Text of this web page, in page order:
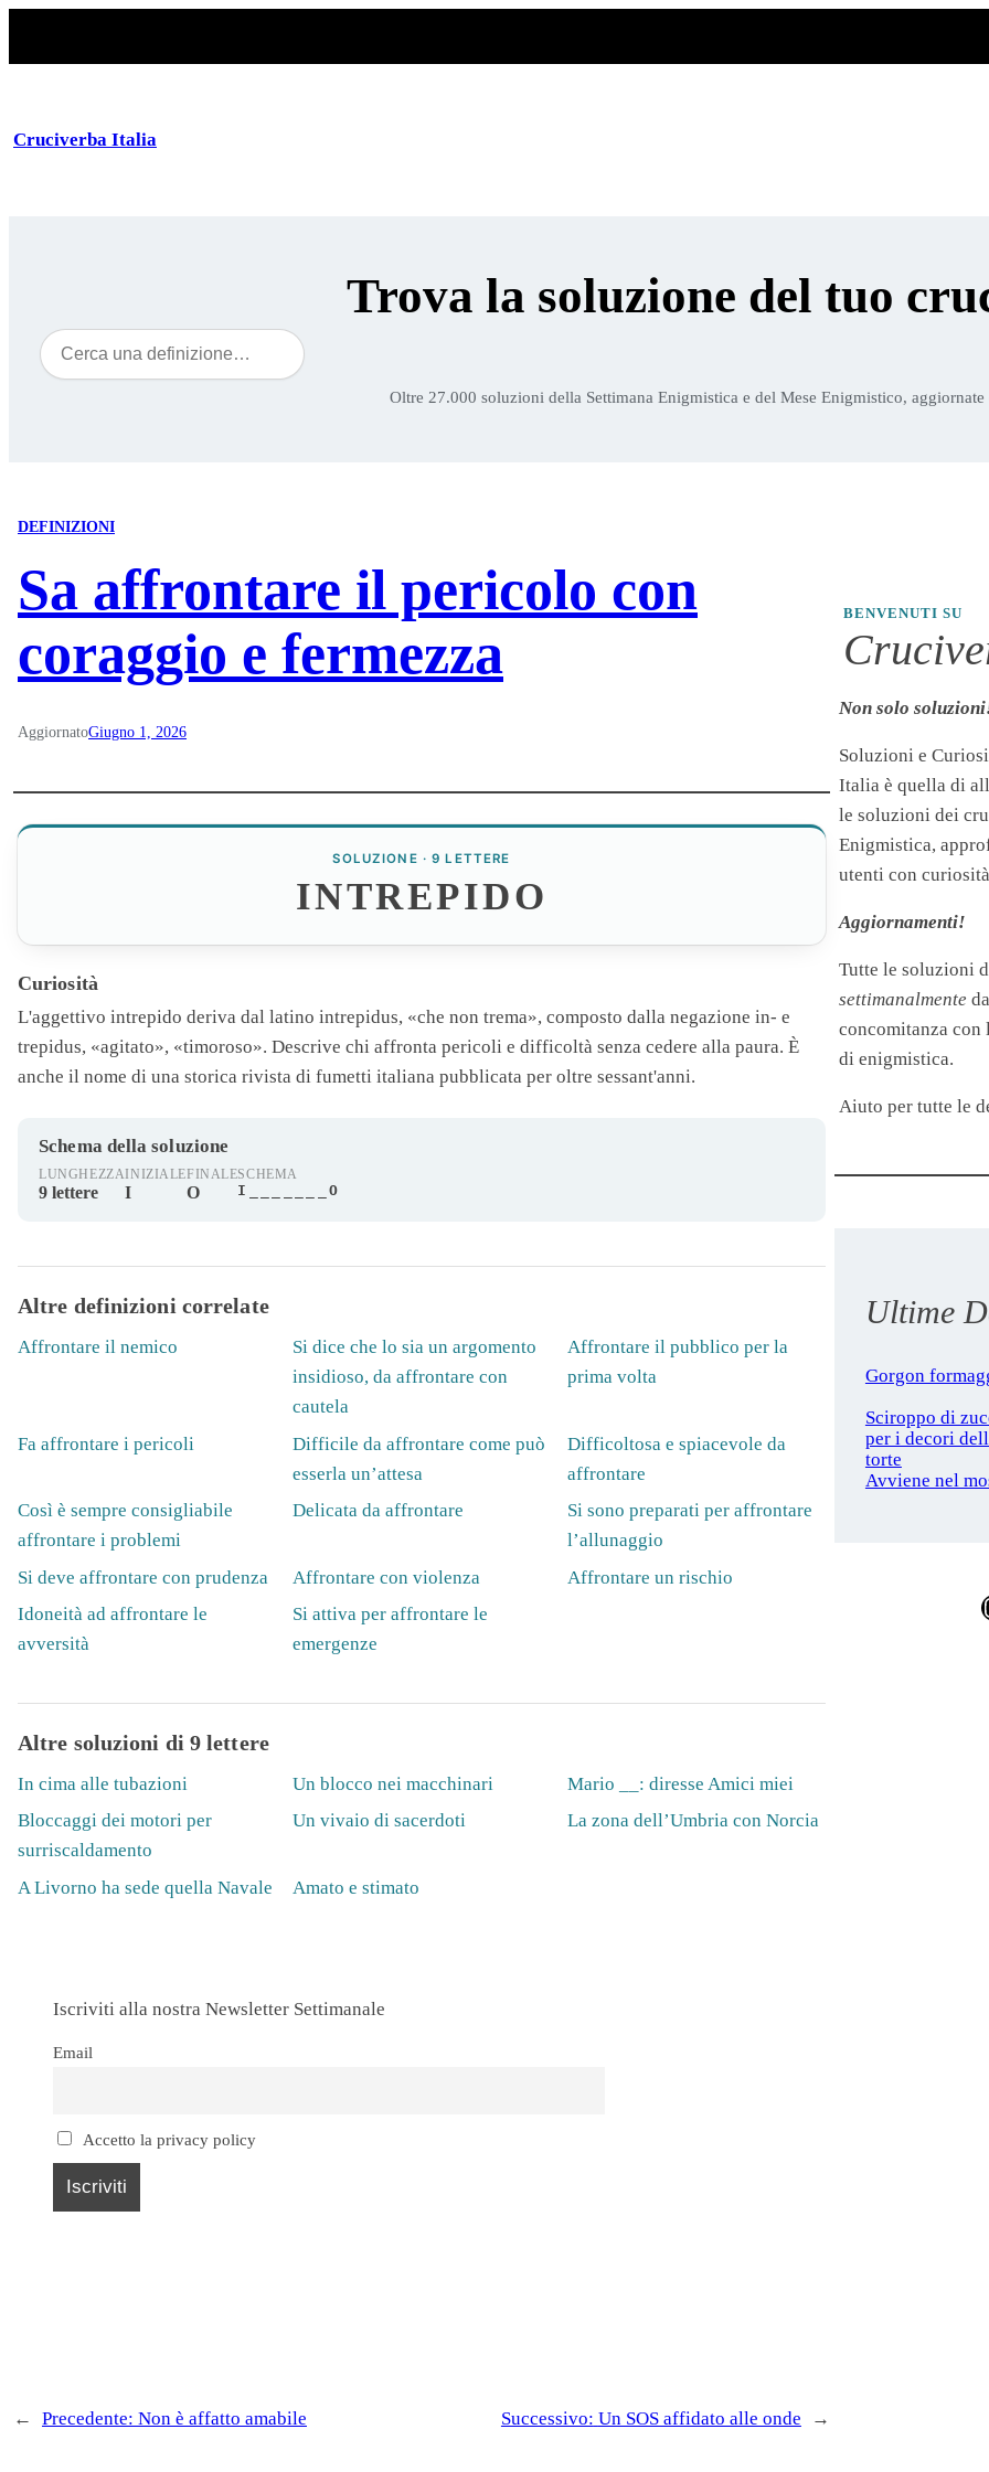
Cruciverba Italia
Trova la soluzione del tuo
Cerca
Oltre 27.000 soluzioni della Settimana Enigmistica e del Mese Enigmistico, aggiornate
DEFINIZIONI
Sa affrontare il pericolo con
coraggio e fermezza
AggiornatoGiugno 1, 2026
SOLUZIONE · 9 LETTERE
INTREPIDO
Curiosità
L'aggettivo intrepido deriva dal latino intrepidus, «che non trema», composto dalla negazione in- e
trepidus, «agitato», «timoroso». Descrive chi affronta pericoli e difficoltà senza cedere alla paura. È
anche il nome di una storica rivista di fumetti italiana pubblicata per oltre sessant'anni.
Schema della soluzione
LUNGHEZZA
9 lettere
INIZIALE
I
FINALE
O
SCHEMA
I_______O
Altre definizioni correlate
Affrontare il nemico
Si dice che lo sia un argomento
insidioso, da affrontare con
cautela
Affrontare il pubblico per la
prima volta
Fa affrontare i pericoli
Difficile da affrontare come può
esserla un’attesa
Difficoltosa e spiacevole da
affrontare
Così è sempre consigliabile
affrontare i problemi
Delicata da affrontare
Si sono preparati per affrontare
l’allunaggio
Si deve affrontare con prudenza
Affrontare con violenza
Affrontare un rischio
Idoneità ad affrontare le
avversità
Si attiva per affrontare le
emergenze
Altre soluzioni di 9 lettere
In cima alle tubazioni Un blocco nei macchinari
Mario __: diresse Amici miei
Bloccaggi dei motori per
surriscaldamento
Un vivaio di sacerdoti La zona dell’Umbria con Norcia
A Livorno ha sede quella Navale Amato e stimato
Iscriviti alla nostra Newsletter Settimanale
Email
Accetto la privacy policy
← Precedente: Non è affatto amabile Successivo: Un SOS affidato alle onde →
BENVENUTI SU
Non solo
Soluzioni e
Italia è quella di
le soluzioni dei
Enigmistica,
utenti con
Aggiornamenti!
Tutte le soluzioni
settimanalmente
concomitanza
di enigmistica.
Aiuto per tutte le
Ultime
Gorgon
Sciroppo di
per i decori
torte
Avviene nel